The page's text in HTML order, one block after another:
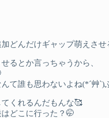
どんだけギャップ萌えさせ
るとか言っちゃうから、
て誰も思わないよね(*´艸`)
くれるんだもんな🥰
どこに行った？🤭